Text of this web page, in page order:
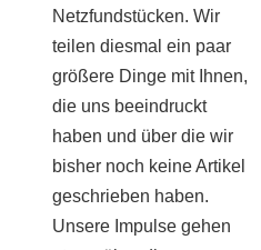
Netzfundstücken. Wir
teilen diesmal ein paar
größere Dinge mit Ihnen,
die uns beeindruckt
haben und über die wir
bisher noch keine Artikel
geschrieben haben.
Unsere Impulse gehen